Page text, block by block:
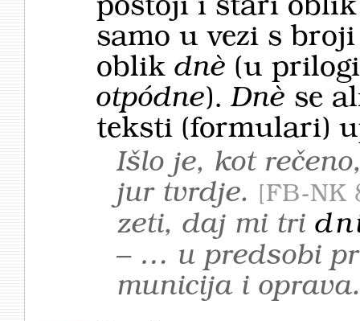
postoji i stari
samo u vezi s
oblik dnè (u
otpódne).Dnè se
teksti (formulari)
Išlo je, kot
jur tvrdje.
FB-NK
zeti, daj mi tri
– … u predsobi
municija i